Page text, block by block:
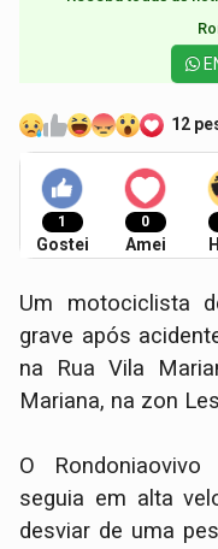
12
1
Gostei
0
Amei
Um motociclista
grave após
na Rua Vila
Mariana, na zon
O
seguia em alta
desviar de uma